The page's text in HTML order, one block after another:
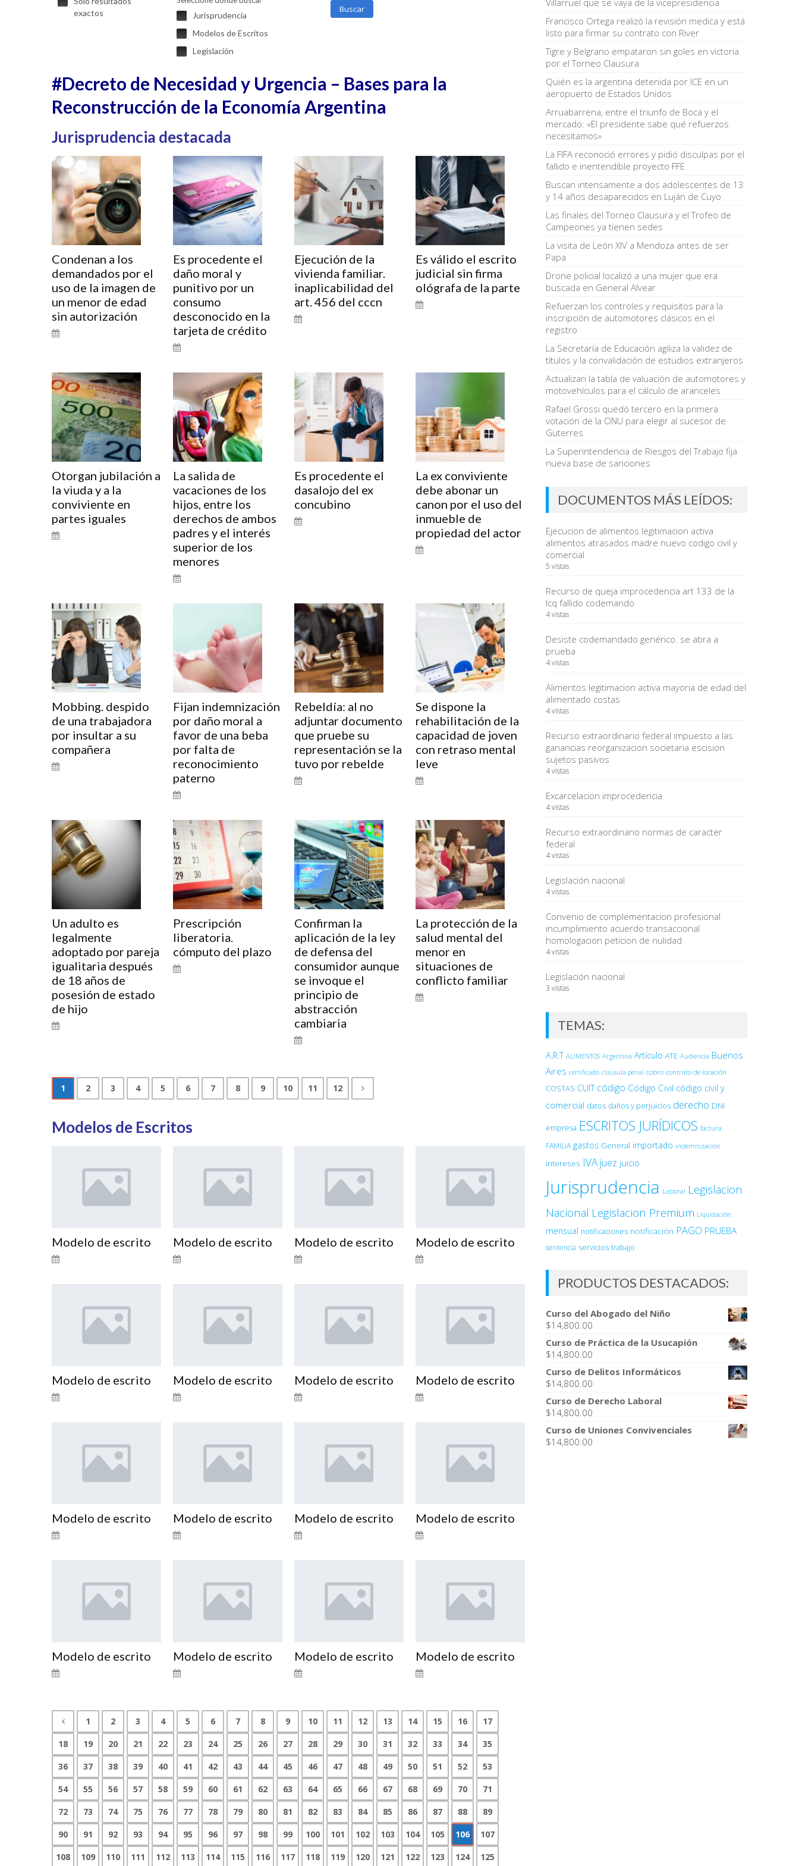
exactos
Jurisprudencia
Modelos de Escritos
Legislación
Buscar
#Decreto de Necesidad y Urgencia – Bases para la
Reconstrucción de la Economía Argentina
Jurisprudencia destacada
Condenan a los
demandados por el
uso de la imagen de
un menor de edad
sin autorización
Es procedente el
daño moral y
punitivo por un
consumo
desconocido en la
tarjeta de crédito
Ejecución de la
vivienda familiar.
inaplicabilidad del
art. 456 del cccn
Es válido el escrito
judicial sin firma
ológrafa de la parte
Otorgan jubilación a
la viuda y a la
conviviente en
partes iguales
La salida de
vacaciones de los
hijos, entre los
derechos de ambos
padres y el interés
superior de los
menores
Es procedente el
dasalojo del ex
concubino
La ex conviviente
debe abonar un
canon por el uso del
inmueble de
propiedad del actor
Mobbing. despido
de una trabajadora
por insultar a su
compañera
Fijan indemnización
por daño moral a
favor de una beba
por falta de
reconocimiento
paterno
Rebeldía: al no
adjuntar documento
que pruebe su
representación se la
tuvo por rebelde
Se dispone la
rehabilitación de la
capacidad de joven
con retraso mental
leve
Un adulto es
legalmente
adoptado por pareja
igualitaria después
de 18 años de
posesión de estado
de hijo
Prescripción
liberatoria.
cómputo del plazo
Confirman la
aplicación de la ley
de defensa del
consumidor aunque
se invoque el
principio de
abstracción
cambiaria
La protección de la
salud mental del
menor en
situaciones de
conflicto familiar
1 2 3 4 5 6 7 8 9 10 11 12
Modelos de Escritos
Modelo de escrito Modelo de escrito Modelo de escrito Modelo de escrito
Modelo de escrito Modelo de escrito Modelo de escrito Modelo de escrito
Modelo de escrito Modelo de escrito Modelo de escrito Modelo de escrito
Modelo de escrito Modelo de escrito Modelo de escrito Modelo de escrito
1 2 3 4 5 6 7 8 9 10 11 12 13 14 15 16
17
18
19 20 21 22 23 24 25 26 27 28 29 30 31 32 33 34
35
36
37 38 39 40 41 42 43 44 45 46 47 48 49 50 51 52
53
54
55 56 57 58 59 60 61 62 63 64 65 66 67 68 69 70
71
72
73 74 75 76 77 78 79 80 81 82 83 84 85 86 87 88
89
90
91 92 93 94 95 96 97 98 99 100 101 102 103 104 105 106
107
108
109 110 111 112 113 114 115 116 117 118 119 120 121 122 123 124 125
Villarruel que se vaya de la vicepresidencia
Francisco Ortega realizó la revisión medica y está
listo para firmar su contrato con River
Tigre y Belgrano empataron sin goles en victoria
por el Torneo Clausura
Quién es la argentina detenida por ICE en un
aeropuerto de Estados Unidos
Arruabarrena, entre el triunfo de Boca y el
mercado: «El presidente sabe qué refuerzos
necesitamos»
La FIFA reconoció errores y pidió disculpas por el
fallido e inentendible proyecto FFE
Buscan intensamente a dos adolescentes de 13
y 14 años desaparecidos en Luján de Cuyo
Las finales del Torneo Clausura y el Trofeo de
Campeones ya tienen sedes
La visita de León XIV a Mendoza antes de ser
Papa
Drone policial localizó a una mujer que era
buscada en General Alvear
Refuerzan los controles y requisitos para la
inscripción de automotores clásicos en el
registro
La Secretaría de Educación agiliza la validez de
títulos y la convalidación de estudios extranjeros
Actualizan la tabla de valuación de automotores y
motovehículos para el cálculo de aranceles
Rafael Grossi quedó tercero en la primera
votación de la ONU para elegir al sucesor de
Guterres
La Superintendencia de Riesgos del Trabajo fija
nueva base de sanciones
DOCUMENTOS MÁS LEÍDOS:
Ejecucion de alimentos legitimacion activa
alimentos atrasados madre nuevo codigo civil y
comercial
5 vistas
Recurso de queja improcedencia art 133 de la
lcq fallido codemando
4 vistas
Desiste codemandado genérico. se abra a
prueba
4 vistas
Alimentos legitimacion activa mayoria de edad del
alimentado costas
4 vistas
Recurso extraordinario federal impuesto a las
ganancias reorganizacion societaria escision
sujetos pasivos
4 vistas
Excarcelacion improcedencia
4 vistas
Recurso extraordinario normas de caracter
federal
4 vistas
Legislación nacional
4 vistas
Convenio de complementacion profesional
incumplimiento acuerdo transaccional
homologacion peticion de nulidad
4 vistas
Legislación nacional
3 vistas
TEMAS:
A.R.T ALIMENTOS Argentina Artículo ATE Audiencia Buenos
Aires certificado cláusula penal cobro contrato de locación
COSTAS CUIT código Código Civil código civil y
comercial datos daños y perjuicios derecho DNI
empresa ESCRITOS JURÍDICOS factura
FAMILIA gastos General importado indemnización
intereses IVA juez juicio
Jurisprudencia Laboral Legislacion
Nacional Legislacion Premium Liquidación
mensual notificaciones notificación PAGO PRUEBA
sentencia servicios trabajo
PRODUCTOS DESTACADOS:
Curso del Abogado del Niño
$14,800.00
Curso de Práctica de la Usucapión
$14,800.00
Curso de Delitos Informáticos
$14,800.00
Curso de Derecho Laboral
$14,800.00
Curso de Uniones Convivenciales
$14,800.00